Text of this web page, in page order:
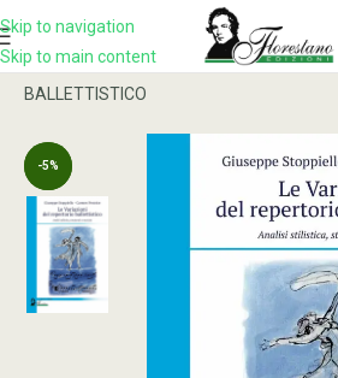
Skip to navigation
Skip to main content
Home Prodotto LE VARIAZIONI DEL
BALLETTISTICO
-5%
-5%